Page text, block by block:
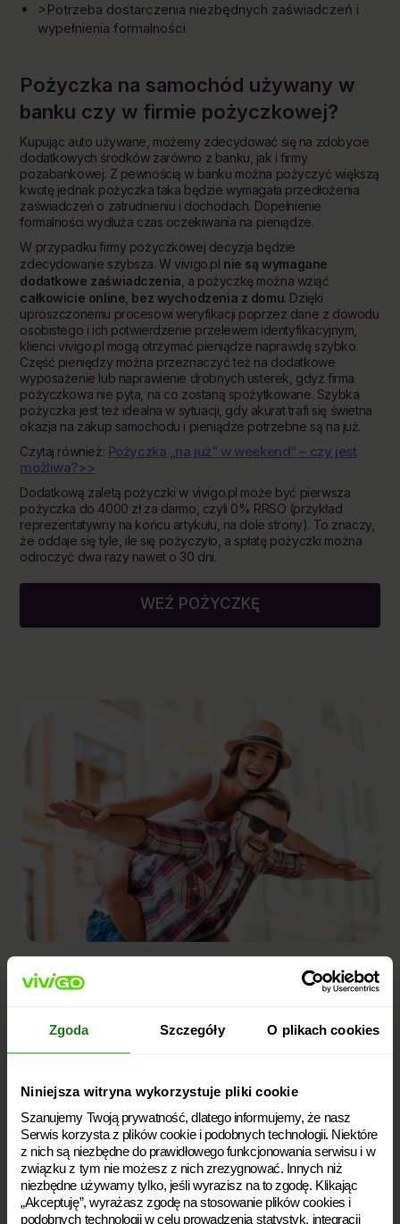
Zgoda Szczegóły O plikach cookies
Niniejsza witryna wykorzystuje pliki cookie
Szanujemy Twoją prywatność, dlatego informujemy, że nasz
Serwis korzysta z plików cookie i podobnych technologii. Niektóre
z nich są niezbędne do prawidłowego funkcjonowania serwisu i w
związku z tym nie możesz z nich zrezygnować. Innych niż
niezbędne używamy tylko, jeśli wyrazisz na to zgodę. Klikając
„Akceptuję”, wyrażasz zgodę na stosowanie plików cookies i
podobnych technologii w celu prowadzenia statystyk, integracji
>Potrzeba dostarczenia niezbędnych zaświadczeń i
wypełnienia formalności
Pożyczka na samochód używany w
banku czy w firmie pożyczkowej?
Kupując auto używane, możemy zdecydować się na zdobycie
dodatkowych środków zarówno z banku, jak i firmy
pozabankowej. Z pewnością w banku można pożyczyć większą
kwotę jednak pożyczka taka będzie wymagała przedłożenia
zaświadczeń o zatrudnieniu i dochodach. Dopełnienie
formalności wydłuża czas oczekiwania na pieniądze.
W przypadku firmy pożyczkowej decyzja będzie
zdecydowanie szybsza. W vivigo.pl nie są wymagane
dodatkowe zaświadczenia, a pożyczkę można wziąć
całkowicie online, bez wychodzenia z domu. Dzięki
uproszczonemu procesowi weryfikacji poprzez dane z dowodu
osobistego i ich potwierdzenie przelewem identyfikacyjnym,
klienci vivigo.pl mogą otrzymać pieniądze naprawdę szybko.
Część pieniędzy można przeznaczyć też na dodatkowe
wyposażenie lub naprawienie drobnych usterek, gdyż firma
pożyczkowa nie pyta, na co zostaną spożytkowane. Szybka
pożyczka jest też idealna w sytuacji, gdy akurat trafi się świetna
okazja na zakup samochodu i pieniądze potrzebne są na już.
Czytaj również: Pożyczka „na już” w weekend” – czy jest
możliwa?>>
Dodatkową zaletą pożyczki w vivigo.pl może być pierwsza
pożyczka do 4000 zł za darmo, czyli 0% RRSO (przykład
reprezentatywny na końcu artykułu, na dole strony). To znaczy,
że oddaje się tyle, ile się pożyczyło, a spłatę pożyczki można
odroczyć dwa razy nawet o 30 dni.
WEŹ POŻYCZKĘ
Kto może otrzymać pożyczkę
na samochód? Jakie warunki
trzeba spełnić
Pożyczka na samochód to rozwiązanie, z którego może
skorzystać praktycznie każdy. Ważne jednak, aby była to osoba
bankowy. Decyzję pozytywną otrzymają osoby, które nie
rejestrów dłużników. Aby wnioskować o pożyczkę w vivigo.pl
można posiadać inne zobowiązania, jednak Vivigo sprawdza,
czy nie zalegamy z ich spłatą.
W Vivigo nie ma konieczności przedstawiania dodatkowych
zaświadczeń (np. o zarobkach), dzięki temu o pożyczkę mogą
wnioskować osoby, które nie mają umowy o pracę i regularnych